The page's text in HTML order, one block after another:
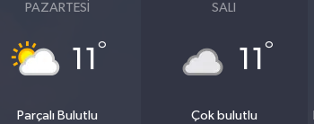
PAZARTESI
11 °
Parçalı Bulutlu
SALI
11 °
Çok bulutlu